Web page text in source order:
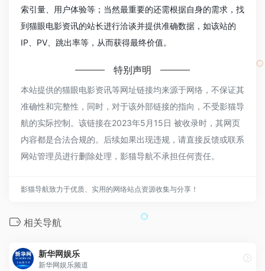
索引量、用户体验等；当然最重要的还需根据自身的需求，找
到猫眼电影资讯的站长进行洽谈并提供准确数据，如该站的
IP、PV、跳出率等，从而获得最终价值。
特别声明
本站提供的猫眼电影资讯等网址链接均来源于网络，不保证其
准确性和完整性，同时，对于该外部链接的指向，不受影猫导
航的实际控制。该链接在2023年5月15日 被收录时，其网页
内容都是合法合规的。后续如果出现违规，请直接反馈或联系
网站管理员进行删除处理，影猫导航不承担任何责任。
影猫导航致力于优质、实用的网络站点资源收集与分享！
相关导航
新华网娱乐
新华网娱乐频道